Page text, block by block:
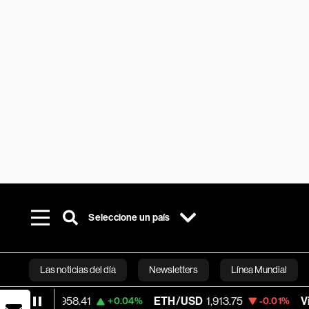
Seleccione un país
Las noticias del día Newsletters Línea Mundial
Bloomberg
+0.04% ETH/USD 1,913.75 -0.01% Visa 362.50